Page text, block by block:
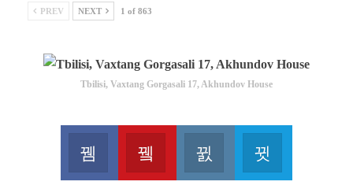
PREV NEXT 1 of 863
Tbilisi, Vaxtang Gorgasali 17, Akhundov House
Facebook
Join us on Facebook
Youtube
Join us on Youtube
Instagram
Join us on Instagram